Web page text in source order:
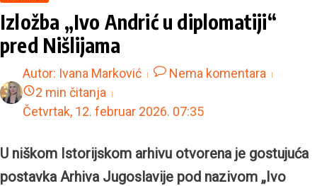
Izložba „Ivo Andrić u diplomatiji“
pred Nišlijama
Autor: Ivana Marković
Nema komentara
2 min čitanja
Četvrtak, 12. februar 2026. 07:35
U niškom Istorijskom arhivu otvorena je gostujuća
postavka Arhiva Jugoslavije pod nazivom „Ivo